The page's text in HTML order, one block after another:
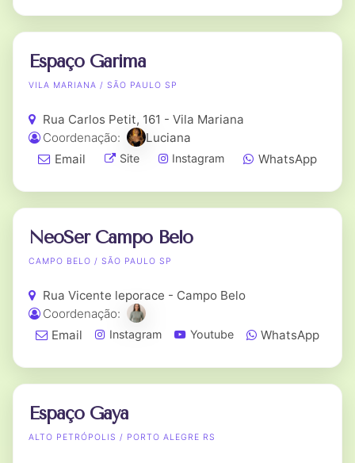
Espaço Garima
VILA MARIANA / SÃO PAULO SP
Rua Carlos Petit, 161 - Vila Mariana
Coordenação:
Luciana
Email
Site Instagram WhatsApp
NeoSer Campo Belo
CAMPO BELO / SÃO PAULO SP
Rua Vicente leporace - Campo Belo
Coordenação:
Email
Instagram Youtube WhatsApp
Espaço Gaya
ALTO PETRÓPOLIS / PORTO ALEGRE RS